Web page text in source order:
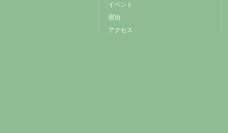
イベント
宿泊
アクセス